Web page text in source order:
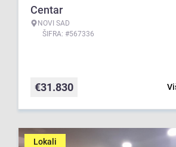
Centar
NOVI SAD
ŠIFRA: #567336
€31.830
Lokali